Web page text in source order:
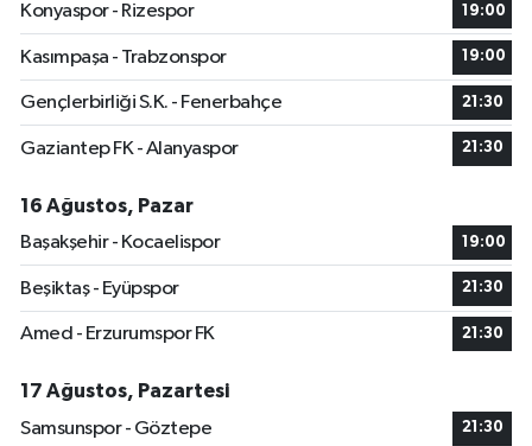
Konyaspor - Rizespor
19:00
Kasımpaşa - Trabzonspor 19:00
Gençlerbirliği S.K. - Fenerbahçe 21:30
Gaziantep FK - Alanyaspor 21:30
16 Ağustos, Pazar
Başakşehir - Kocaelispor
19:00
Beşiktaş - Eyüpspor 21:30
Amed - Erzurumspor FK 21:30
17 Ağustos, Pazartesi
Samsunspor - Göztepe
21:30